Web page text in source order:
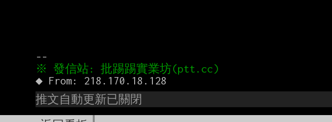
推文自動更新已關閉